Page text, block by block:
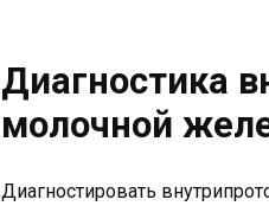
Диагностика
молочной
Диагностировать